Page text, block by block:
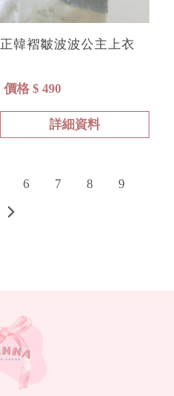
正韓褶皺波波公主上衣
價格 $ 490
詳細資料
6 7 8 9